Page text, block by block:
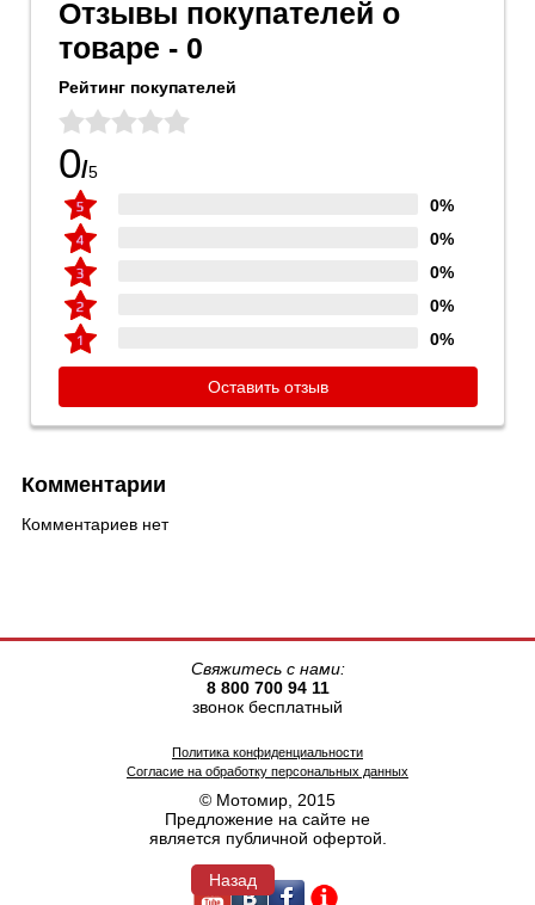
Отзывы покупателей о
товаре - 0
Рейтинг покупателей
0/5
0%
0%
0%
0%
0%
Оставить отзыв
Комментарии
Комментариев нет
Назад
© Мотомир, 2015
Предложение на сайте не
является публичной офертой.
Политика конфиденциальности
Согласие на обработку персональных данных
Свяжитесь с нами:
8 800 700 94 11
звонок бесплатный